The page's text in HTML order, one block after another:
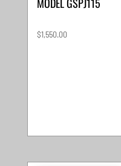
MODEL GSPJ115
$1,550.00